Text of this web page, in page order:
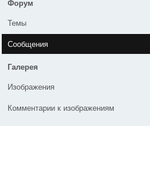
Форум
Темы
Сообщения
Галерея
Изображения
Комментарии к изображениям